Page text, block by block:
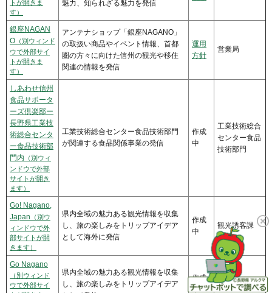
トが開きま
す）
魅力、知られざる魅力を発信
銀座NAGAN
O （別ウィンド
ウで外部サイ
トが開きま
す）
アンテナショップ「銀座NAGANO」
の取扱い商品やイベント情報、首都
圏の方々に向けた信州の観光や移住
関連の情報を発信
運用
方針
営業局
しあわせ信州
食品サポータ
ーズ倶楽部ー
長野県工業技
術総合センタ
ー食品技術部
門内 （別ウィ
ンドウで外部
サイトが開き
ます）
工業技術総合センター食品技術部門
が関連する食品関係事業の発信
作成
中
工業技術総合
センター食品
技術部門
Go! Nagano,
Japan （別ウ
ィンドウで外
部サイトが開
きます）
県内全域の魅力ある観光情報を収集
し、旅の楽しみをトリップアイデア
として海外に発信
作成
中
観光誘客課
Go Nagano
（別ウィンド
ウで外部サイ
県内全域の魅力ある観光情報を収集
し、旅の楽しみをトリップアイデア
作成
中
観光誘客課